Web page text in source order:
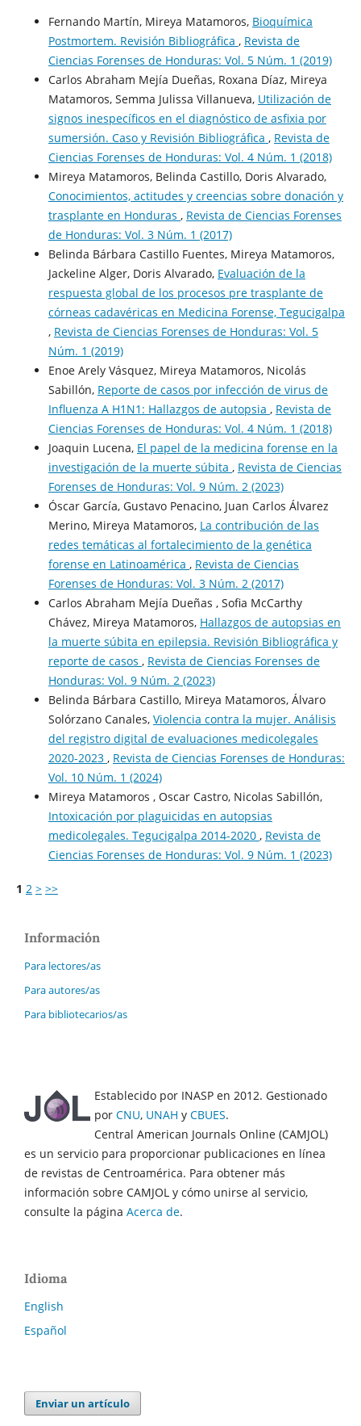
Fernando Martín, Mireya Matamoros, Bioquímica
Postmortem. Revisión Bibliográfica , Revista de
Ciencias Forenses de Honduras: Vol. 5 Núm. 1 (2019)
Carlos Abraham Mejía Dueñas, Roxana Díaz, Mireya
Matamoros, Semma Julissa Villanueva, Utilización de
signos inespecíficos en el diagnóstico de asfixia por
sumersión. Caso y Revisión Bibliográfica , Revista de
Ciencias Forenses de Honduras: Vol. 4 Núm. 1 (2018)
Mireya Matamoros, Belinda Castillo, Doris Alvarado,
Conocimientos, actitudes y creencias sobre donación y
trasplante en Honduras , Revista de Ciencias Forenses
de Honduras: Vol. 3 Núm. 1 (2017)
Belinda Bárbara Castillo Fuentes, Mireya Matamoros,
Jackeline Alger, Doris Alvarado, Evaluación de la
respuesta global de los procesos pre trasplante de
córneas cadavéricas en Medicina Forense, Tegucigalpa
, Revista de Ciencias Forenses de Honduras: Vol. 5
Núm. 1 (2019)
Enoe Arely Vásquez, Mireya Matamoros, Nicolás
Sabillón, Reporte de casos por infección de virus de
Influenza A H1N1: Hallazgos de autopsia , Revista de
Ciencias Forenses de Honduras: Vol. 4 Núm. 1 (2018)
Joaquin Lucena, El papel de la medicina forense en la
investigación de la muerte súbita , Revista de Ciencias
Forenses de Honduras: Vol. 9 Núm. 2 (2023)
Óscar García, Gustavo Penacino, Juan Carlos Álvarez
Merino, Mireya Matamoros, La contribución de las
redes temáticas al fortalecimiento de la genética
forense en Latinoamérica , Revista de Ciencias
Forenses de Honduras: Vol. 3 Núm. 2 (2017)
Carlos Abraham Mejía Dueñas , Sofia McCarthy
Chávez, Mireya Matamoros, Hallazgos de autopsias en
la muerte súbita en epilepsia. Revisión Bibliográfica y
reporte de casos , Revista de Ciencias Forenses de
Honduras: Vol. 9 Núm. 2 (2023)
Belinda Bárbara Castillo, Mireya Matamoros, Álvaro
Solórzano Canales, Violencia contra la mujer. Análisis
del registro digital de evaluaciones medicolegales
2020-2023 , Revista de Ciencias Forenses de Honduras:
Vol. 10 Núm. 1 (2024)
Mireya Matamoros , Oscar Castro, Nicolas Sabillón,
Intoxicación por plaguicidas en autopsias
medicolegales. Tegucigalpa 2014-2020 , Revista de
Ciencias Forenses de Honduras: Vol. 9 Núm. 1 (2023)
1 2 > >>
Información
Para lectores/as
Para autores/as
Para bibliotecarios/as
Establecido por INASP en 2012. Gestionado
por CNU, UNAH y CBUES.
Central American Journals Online (CAMJOL)
es un servicio para proporcionar publicaciones en línea
de revistas de Centroamérica. Para obtener más
información sobre CAMJOL y cómo unirse al servicio,
consulte la página Acerca de.
Idioma
English
Español
Enviar un artículo